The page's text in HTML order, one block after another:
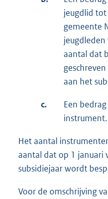
jeugdlid
gemeente
aantal dat
aan het
c.
Een
instrument.
Het aantal
aantal dat op 1 januari
subsidiejaar wordt
Voor de omschrijving